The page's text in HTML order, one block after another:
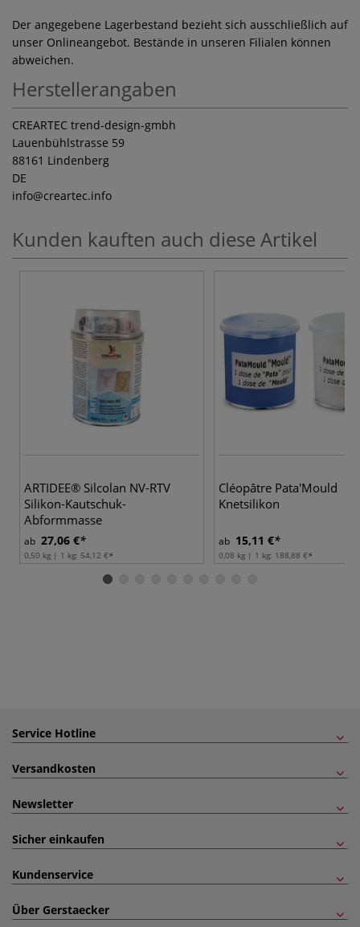
Der angegebene Lagerbestand bezieht sich ausschließlich auf
unser Onlineangebot. Bestände in unseren Filialen können
abweichen.
Herstellerangaben
CREARTEC trend-design-gmbh
Lauenbühlstrasse 59
88161 Lindenberg
DE
info@creartec.info
Kunden kauften auch diese Artikel
ARTIDEE® Silcolan NV-RTV
Silikon-Kautschuk-
Abformmasse
ab 27,06 €
0,50 kg | 1 kg: 54,12 €
Cléopâtre Pata'Mould
Knetsilikon
ab 15,11 €
0,08 kg | 1 kg: 188,88 €
Service Hotline
Versandkosten
Newsletter
Sicher einkaufen
Kundenservice
Über Gerstaecker